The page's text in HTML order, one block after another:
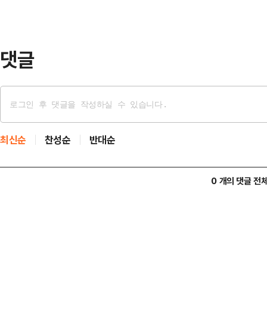
댓글
최신순 찬성순 반대순
0 개의 댓글 전